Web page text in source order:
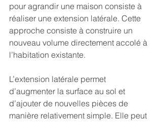
pour agrandir une maison consiste à
réaliser une extension latérale. Cette
approche consiste à construire un
nouveau volume directement accolé à
l’habitation existante.
L’extension latérale permet
d’augmenter la surface au sol et
d’ajouter de nouvelles pièces de
manière relativement simple. Elle peut